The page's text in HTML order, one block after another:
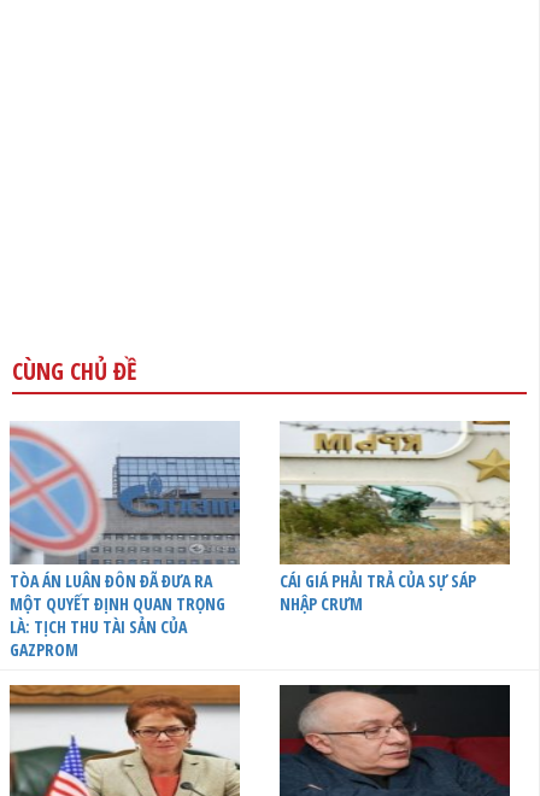
CÙNG CHỦ ĐỀ
TÒA ÁN LUÂN ĐÔN ĐÃ ĐƯA RA
MỘT QUYẾT ĐỊNH QUAN TRỌNG
LÀ: TỊCH THU TÀI SẢN CỦA
GAZPROM
CÁI GIÁ PHẢI TRẢ CỦA SỰ SÁP
NHẬP CRƯM